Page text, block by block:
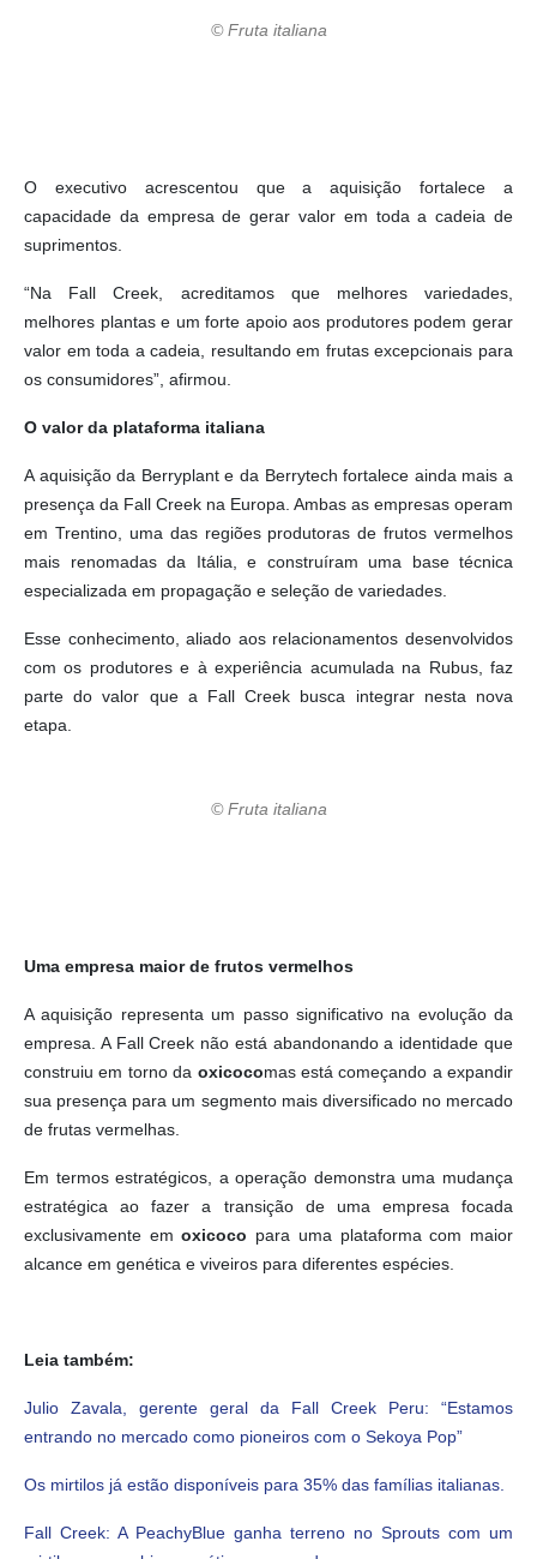
© Fruta italiana
O executivo acrescentou que a aquisição fortalece a
capacidade da empresa de gerar valor em toda a cadeia de
suprimentos.
“Na Fall Creek, acreditamos que melhores variedades,
melhores plantas e um forte apoio aos produtores podem gerar
valor em toda a cadeia, resultando em frutas excepcionais para
os consumidores”, afirmou.
O valor da plataforma italiana
A aquisição da Berryplant e da Berrytech fortalece ainda mais a
presença da Fall Creek na Europa. Ambas as empresas operam
em Trentino, uma das regiões produtoras de frutos vermelhos
mais renomadas da Itália, e construíram uma base técnica
especializada em propagação e seleção de variedades.
Esse conhecimento, aliado aos relacionamentos desenvolvidos
com os produtores e à experiência acumulada na Rubus, faz
parte do valor que a Fall Creek busca integrar nesta nova
etapa.
© Fruta italiana
Uma empresa maior de frutos vermelhos
A aquisição representa um passo significativo na evolução da
empresa. A Fall Creek não está abandonando a identidade que
construiu em torno da oxicocomas está começando a expandir
sua presença para um segmento mais diversificado no mercado
de frutas vermelhas.
Em termos estratégicos, a operação demonstra uma mudança
estratégica ao fazer a transição de uma empresa focada
exclusivamente emoxicoco para uma plataforma com maior
alcance em genética e viveiros para diferentes espécies.
Leia também:
Julio Zavala, gerente geral da Fall Creek Peru: “Estamos
entrando no mercado como pioneiros com o Sekoya Pop”
Os mirtilos já estão disponíveis para 35% das famílias italianas.
Fall Creek: A PeachyBlue ganha terreno no Sprouts com um